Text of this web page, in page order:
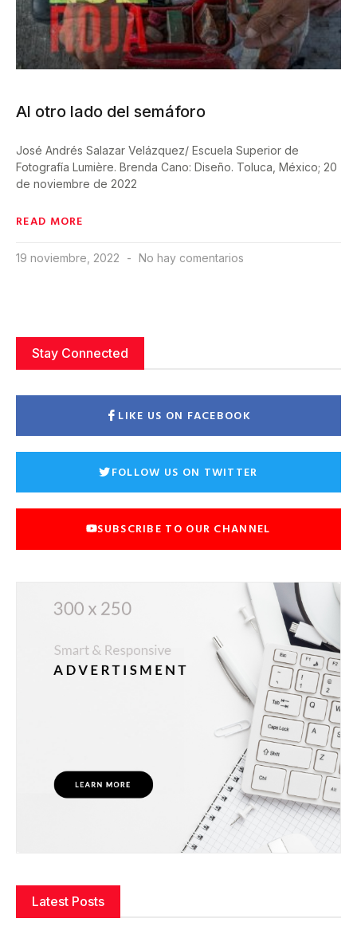
Al otro lado del semáforo
José Andrés Salazar Velázquez/ Escuela Superior de
Fotografía Lumière. Brenda Cano: Diseño. Toluca, México; 20
de noviembre de 2022
READ MORE
19 noviembre, 2022 No hay comentarios
Stay Connected
LIKE US ON FACEBOOK
FOLLOW US ON TWITTER
SUBSCRIBE TO OUR CHANNEL
Latest Posts